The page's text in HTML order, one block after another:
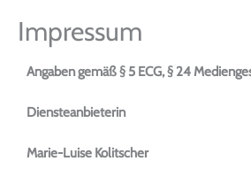
Impressum
Angaben gemäß § 5 ECG, § 24
Diensteanbieterin
Marie-Luise Kolitscher